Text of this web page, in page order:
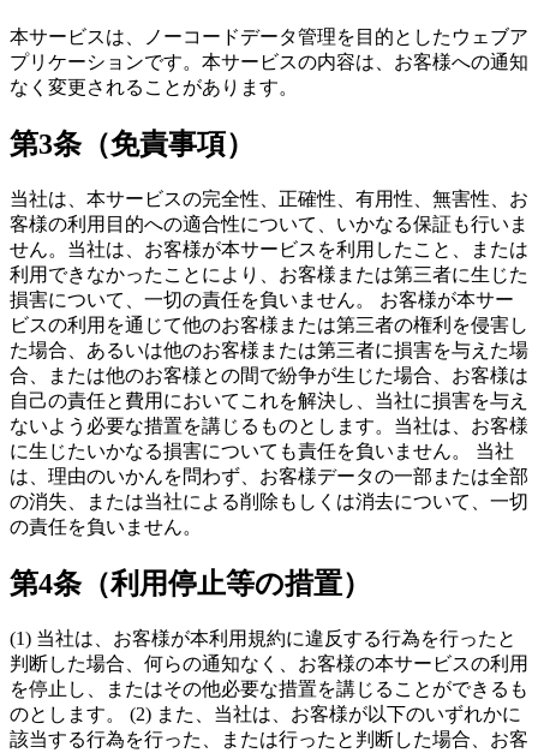
本サービスは、ノーコードデータ管理を目的としたウェブア
プリケーションです。本サービスの内容は、お客様への通知
なく変更されることがあります。
第3条（免責事項）
当社は、本サービスの完全性、正確性、有用性、無害性、お
客様の利用目的への適合性について、いかなる保証も行いま
せん。当社は、お客様が本サービスを利用したこと、または
利用できなかったことにより、お客様または第三者に生じた
損害について、一切の責任を負いません。 お客様が本サー
ビスの利用を通じて他のお客様または第三者の権利を侵害し
た場合、あるいは他のお客様または第三者に損害を与えた場
合、または他のお客様との間で紛争が生じた場合、お客様は
自己の責任と費用においてこれを解決し、当社に損害を与え
ないよう必要な措置を講じるものとします。当社は、お客様
に生じたいかなる損害についても責任を負いません。 当社
は、理由のいかんを問わず、お客様データの一部または全部
の消失、または当社による削除もしくは消去について、一切
の責任を負いません。
第4条（利用停止等の措置）
(1) 当社は、お客様が本利用規約に違反する行為を行ったと
判断した場合、何らの通知なく、お客様の本サービスの利用
を停止し、またはその他必要な措置を講じることができるも
のとします。 (2) また、当社は、お客様が以下のいずれかに
該当する行為を行った、または行ったと判断した場合、お客